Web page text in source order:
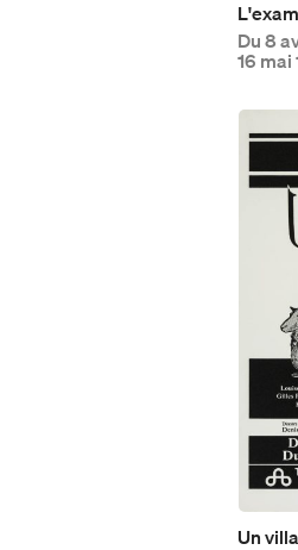
À propos de Duceppe
Nos engagements
L'écoresponsabilité
Soirée-bénéfice
Du8
16 mai
Un